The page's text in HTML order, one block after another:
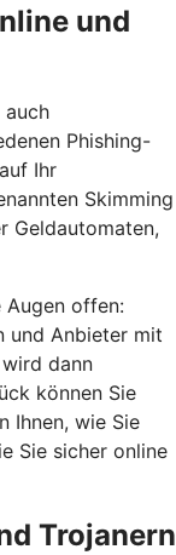
und
auch
Phishing-
Ihr
Skimming
Geldautomaten,
Augen offen:
und Anbieter mit
dann
können Sie
Ihnen, wie Sie
Sie sicher online
Trojanern